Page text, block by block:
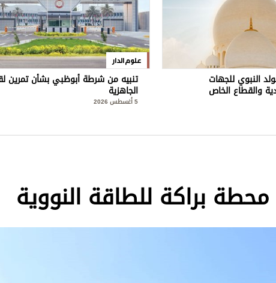
النبوي للجهات
والقطاع الخاص
علوم الدار
تنبيه من شرطة أبوظبي بشأن تمرين
الجاهزية
5 أغسطس 2026
براكة للطاقة النووية